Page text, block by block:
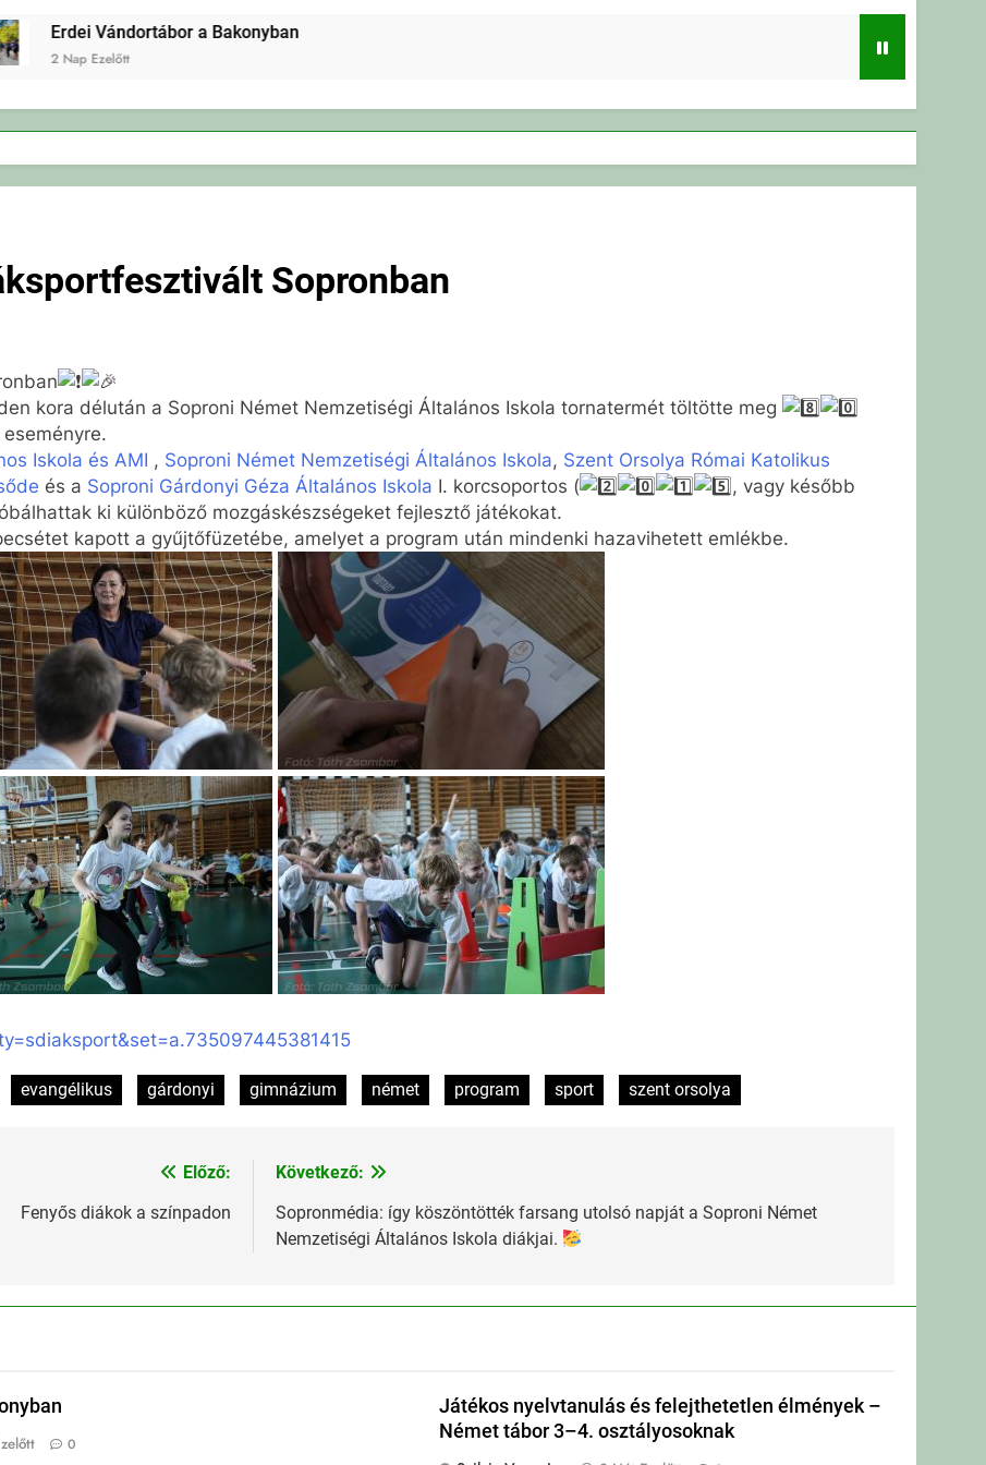
Erdei Vándortábor a Bakonyban
2 Nap Ezelőtt
Sopronban
kora délután a Soproni Német Nemzetiségi Általános Iskola tornatermét töltötte meg
Iskola és AMI , Soproni Német Nemzetiségi Általános Iskola, Szent Orsolya Római Katolikus
és a Soproni Gárdonyi Géza Általános Iskola I. korcsoportos (
, vagy később
ki különböző mozgáskészségeket fejlesztő játékokat.
kapott a gyűjtőfüzetébe, amelyet a program után mindenki hazavihetett emlékbe.
evangélikus gárdonyi gimnázium német program sport szent orsolya
Előző:
Fenyős diákok a színpadon
Következő:
Sopronmédia: így köszöntötték farsang utolsó napját a Soproni Német
Nemzetiségi Általános Iskola diákjai.
0
Játékos nyelvtanulás és felejthetetlen élmények –
Német tábor 3–4. osztályosoknak